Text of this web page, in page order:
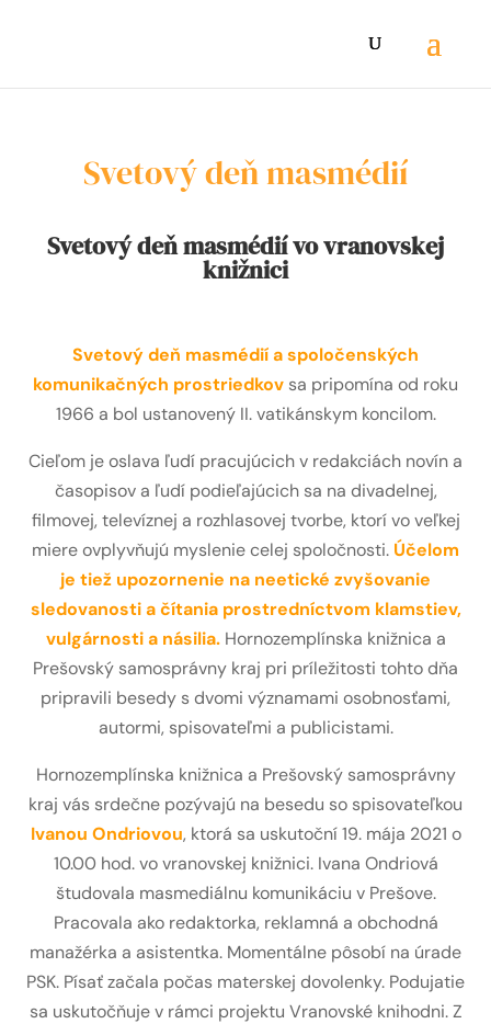
Svetový deň masmédií
Svetový deň masmédií vo vranovskej
knižnici
Svetový deň masmédií a spoločenských
komunikačných prostriedkov sa pripomína od roku
1966 a bol ustanovený II. vatikánskym koncilom.
Cieľom je oslava ľudí pracujúcich v redakciách novín a
časopisov a ľudí podieľajúcich sa na divadelnej,
filmovej, televíznej a rozhlasovej tvorbe, ktorí vo veľkej
miere ovplyvňujú myslenie celej spoločnosti. Účelom
je tiež upozornenie na neetické zvyšovanie
sledovanosti a čítania prostredníctvom klamstiev,
vulgárnosti a násilia. Hornozemplínska knižnica a
Prešovský samosprávny kraj pri príležitosti tohto dňa
pripravili besedy s dvomi významami osobnosťami,
autormi, spisovateľmi a publicistami.
Hornozemplínska knižnica a Prešovský samosprávny
kraj vás srdečne pozývajú na besedu so spisovateľkou
Ivanou Ondriovou, ktorá sa uskutoční 19. mája 2021 o
10.00 hod. vo vranovskej knižnici. Ivana Ondriová
študovala masmediálnu komunikáciu v Prešove.
Pracovala ako redaktorka, reklamná a obchodná
manažérka a asistentka. Momentálne pôsobí na úrade
PSK. Písať začala počas materskej dovolenky. Podujatie
sa uskutočňuje v rámci projektu Vranovské knihodni. Z